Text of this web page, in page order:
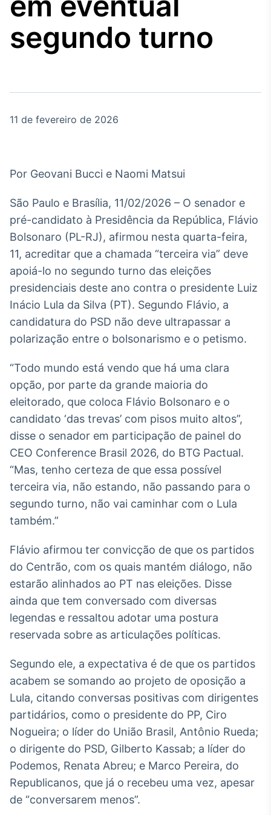
Agro
Tudo sobre o
agronegócio
Broadcast
Energia
energia elétrica
no Brasil
Broadcast
White Label
Plataforma para
conteúdos
personalizados
Soluções de Dados
e Conteúdos
Broadcast
OTC
Plataforma para
ativos
Broadcast
Datafeed
APIs para
integração de
Broadcast
Ticker
Cotações e
headlines de
notícias
Broadcast
Componentes
para conteúdos e
funcionalidades
Broadcast
Wallboard
Conteúdos e
displays e telas
segundo turno
11 de fevereiro de 2026
Por Geovani Bucci e Naomi Matsui
São Paulo e Brasília, 11/02/2026 – O senador e
pré-candidato à Presidência da República, Flávio
Bolsonaro (PL-RJ), afirmou nesta quarta-feira,
11, acreditar que a chamada “terceira via” deve
apoiá-lo no segundo turno das eleições
presidenciais deste ano contra o presidente Luiz
Inácio Lula da Silva (PT). Segundo Flávio, a
candidatura do PSD não deve ultrapassar a
polarização entre o bolsonarismo e o petismo.
“Todo mundo está vendo que há uma clara
opção, por parte da grande maioria do
eleitorado, que coloca Flávio Bolsonaro e o
candidato ‘das trevas’ com pisos muito altos”,
disse o senador em participação de painel do
CEO Conference Brasil 2026, do BTG Pactual.
“Mas, tenho certeza de que essa possível
terceira via, não estando, não passando para o
segundo turno, não vai caminhar com o Lula
também.”
Flávio afirmou ter convicção de que os partidos
do Centrão, com os quais mantém diálogo, não
estarão alinhados ao PT nas eleições. Disse
ainda que tem conversado com diversas
legendas e ressaltou adotar uma postura
reservada sobre as articulações políticas.
Segundo ele, a expectativa é de que os partidos
acabem se somando ao projeto de oposição a
Lula, citando conversas positivas com dirigentes
partidários, como o presidente do PP, Ciro
Nogueira; o líder do União Brasil, Antônio Rueda;
o dirigente do PSD, Gilberto Kassab; a líder do
Podemos, Renata Abreu; e Marco Pereira, do
Republicanos, que já o recebeu uma vez, apesar
de “conversarem menos”.